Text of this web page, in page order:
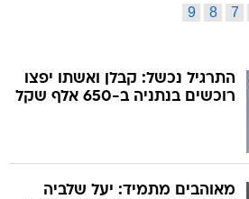
7
8
9
התרגיל נכשל: קבלן ואשתו יפצו
רוכשים בנתניה ב-650 אלף שקל
מאוהבים מתמיד: יעל שלביה